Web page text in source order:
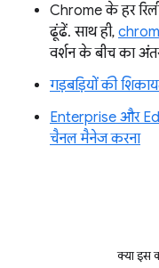
Chrome के हर
ढूंढें. साथ ही,
वर्शन के बीच का
गड़बड़ियों की
Enterprise और
चैनल मैनेज करना
क्या इस